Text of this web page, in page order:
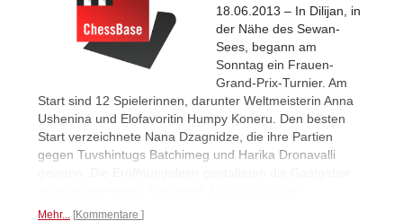
18.06.2013 – In Dilijan, in
der Nähe des Sewan-
Sees, begann am
Sonntag ein Frauen-
Grand-Prix-Turnier. Am
Start sind 12 Spielerinnen, darunter Weltmeisterin Anna
Ushenina und Elofavoritin Humpy Koneru. Den besten
Start verzeichnete Nana Dzagnidze, die ihre Partien
gegen Tuvshintugs Batchimeg und Harika Dronavalli
Mehr... Kommentare